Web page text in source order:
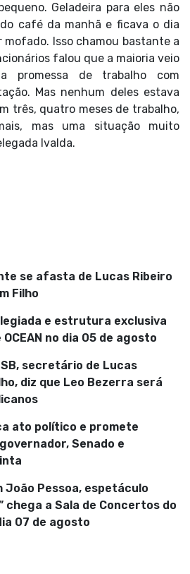
Geladeira para eles não
café da manhã e ficava o dia
Isso chamou bastante a
falou que a maioria veio
promessa de trabalho com
Mas nenhum deles estava
três, quatro meses de trabalho,
mas uma situação muito
Ivalda.
se afasta de Lucas Ribeiro
Filho
e estrutura exclusiva
no dia 05 de agosto
secretário de Lucas
diz que Leo Bezerra será
ato político e promete
Senado e
João Pessoa, espetáculo
chega a Sala de Concertos do
07 de agosto